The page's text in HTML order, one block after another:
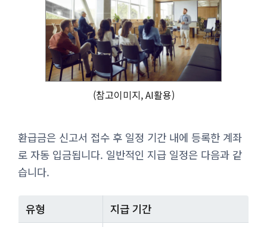
(참고이미지, AI활용)
환급금은 신고서 접수 후 일정 기간 내에 등록한 계좌
로 자동 입금됩니다. 일반적인 지급 일정은 다음과 같
습니다.
유형 지급 기간